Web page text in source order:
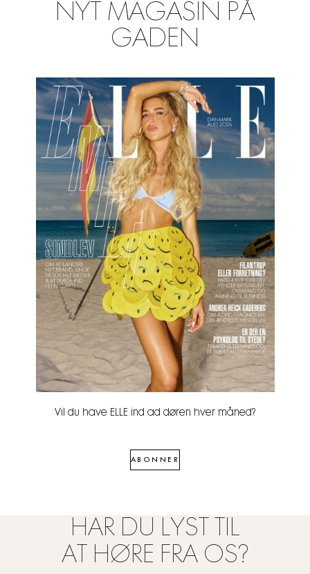
NYT MAGASIN PÅ
GADEN
Vil du have ELLE ind ad døren hver måned?
ABONNER
HAR DU LYST TIL
AT HØRE FRA OS?